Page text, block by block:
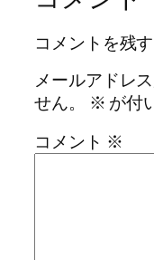
コメントを残す
メールアドレ
せん。
※ が付
コメント ※